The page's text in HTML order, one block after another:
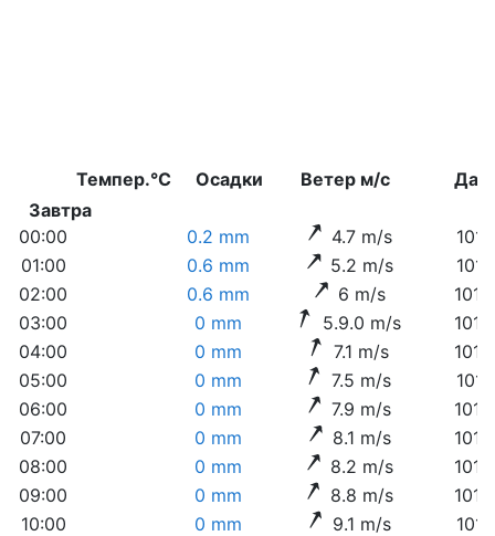
Темпер.°C Осадки Ветер м/с
Завтра
00:00
0.2 mm 4.7 m/s
01:00
0.6 mm 5.2 m/s
02:00
0.6 mm 6 m/s
03:00
0 mm 5.9.0 m/s
04:00
0 mm 7.1 m/s
05:00
0 mm 7.5 m/s
06:00
0 mm 7.9 m/s
07:00
0 mm 8.1 m/s
08:00
0 mm 8.2 m/s
09:00
0 mm 8.8 m/s
10:00
0 mm 9.1 m/s